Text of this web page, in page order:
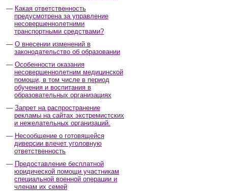
Какая ответственность
предусмотрена за управление
несовершеннолетними
транспортными средствами?
О внесении изменений в
законодательство об образовании
Особенности оказания
несовершеннолетним медицинской
помощи, в том числе в период
обучения и воспитания в
образовательных организациях
Запрет на распространение
рекламы на сайтах экстремистских
и нежелательных организаций.
Несообщение о готовящейся
диверсии влечет уголовную
ответственность
Предоставление бесплатной
юридической помощи участникам
специальной военной операции и
членам их семей